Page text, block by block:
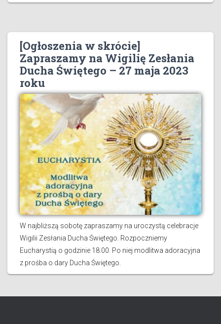
[Ogłoszenia w skrócie]
Zapraszamy na Wigilię Zesłania
Ducha Świętego – 27 maja 2023
roku
W najbliższą sobotę zapraszamy na uroczystą celebracje
Wigilii Zesłania Ducha Świętego. Rozpoczniemy
Eucharystią o godzinie 18.00. Po niej modlitwa adoracyjna
z prośba o dary Ducha Świętego.